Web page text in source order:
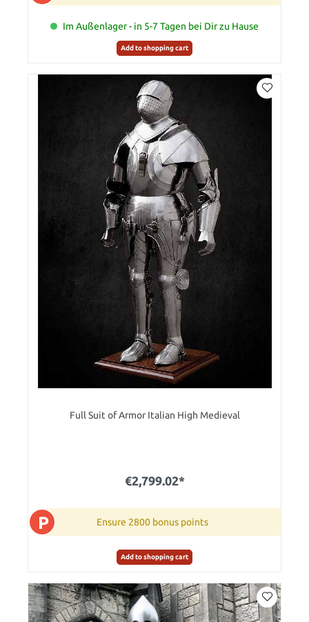
Im Außenlager - in 5-7 Tagen bei Dir zu Hause
Add to shopping cart
Full Suit of Armor Italian High Medieval
€2,799.02*
P Ensure 2800 bonus points
Add to shopping cart